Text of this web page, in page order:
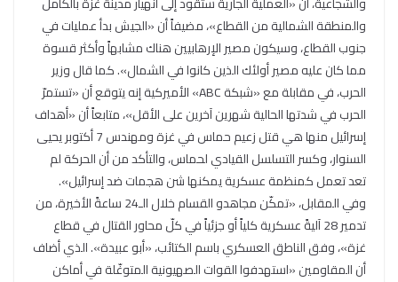
والمنطقة الشمالية من القطاع»، مضيفاً أن «الجيش بدأ عمليات في
جنوب القطاع، وسيكون مصير الإرهابيين هناك مشابهاً وأكثر قسوة
مما كان عليه مصير أولئك الذين كانوا في الشمال». كما قال وزير
الحرب، في مقابلة مع «شبكة ABC» الأميركية إنه يتوقع أن «تستمرّ
الحرب في شدتها الحالية شهرين آخرين على الأقل»، متابعاً أن «أهداف
إسرائيل منها هي قتل زعيم حماس في غزة ومهندس 7 أكتوبر يحيى
السنوار، وكسر التسلسل القيادي لحماس، والتأكد من أن الحركة لم
تعد تعمل كمنظمة عسكرية يمكنها شن هجمات ضد إسرائيل».
وفي المقابل، «تمكّن مجاهدو القسام خلال الـ24 ساعةً الأخيرة، من
تدمير 28 آليةً عسكرية كلياً أو جزئياً في كلّ محاور القتال في قطاع
غزة»، وفق الناطق العسكري باسم الكتائب، «أبو عبيدة». الذي أضاف
أن المقاومين «استهدفوا القوات الصهيونية المتوغّلة في أماكن